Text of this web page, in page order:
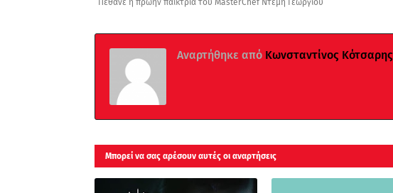
Αναρτήθηκε από Κωνσταντίνος Κότσαρης
Μπορεί να σας αρέσουν αυτές οι αναρτήσεις